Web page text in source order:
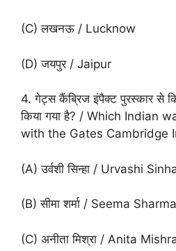
(C) लखनऊ / Lucknow
(D) जयपुर / Jaipur
4. गेट्स कैंब्रिज इंपैक्ट पुरस्कार से
किया गया है? / Which Indian
with the Gates Cambridge
(A) उर्वशी सिन्हा / Urvashi
(B) सीमा शर्मा / Seema Sharma
(C) अनीता मिश्रा / Anita